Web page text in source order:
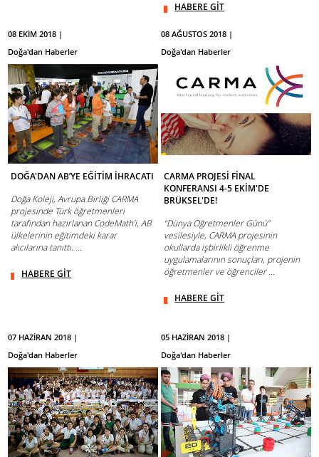
HABERE GİT
08 EKİM 2018 |
Doğa'dan Haberler
DOĞA'DAN AB’YE EĞİTİM İHRACATI
Doğa Koleji, Avrupa Birliği CARMA
projesinde Türk öğretmenleri
tarafından hazırlanan CodeMath’i, AB
ülkelerinin eğitimdeki karar
alıcılarına tanıttı. ...
HABERE GİT
08 AĞUSTOS 2018 |
Doğa'dan Haberler
CARMA PROJESİ FİNAL
KONFERANSI 4-5 EKİM'DE
BRÜKSEL'DE!
“Dünya Öğretmenler Günü”
vesilesiyle, CARMA projesinin
okullarda işbirlikli öğrenme
uygulamalarının sonuçları, projenin
öğretmenler ve öğrenciler ...
HABERE GİT
07 HAZİRAN 2018 |
Doğa'dan Haberler
05 HAZİRAN 2018 |
Doğa'dan Haberler